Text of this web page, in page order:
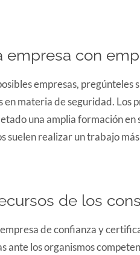
empresa con
empresas, pregúnteles
materia de seguridad. Los
una amplia formación
suelen realizar un trabajo
de los
de confianza y
ante los organismos